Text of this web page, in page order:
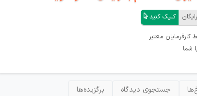
کلیک کنید
معتبر
شما
جستجوی دیدگاه برگزیده‌ها